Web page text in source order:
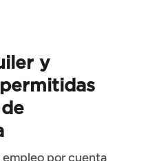
y
por cuenta